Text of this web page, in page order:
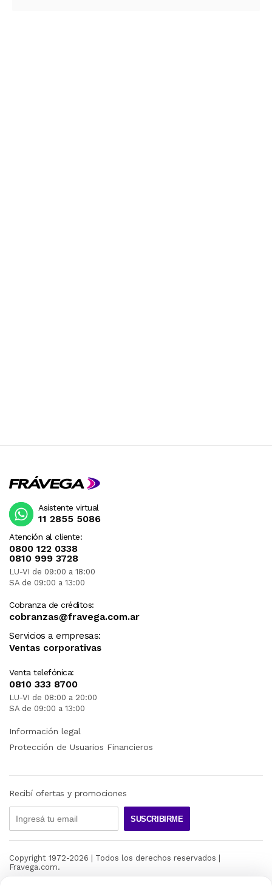
Atención al cliente:
0800 122 0338
0810 999 3728
LU-VI de 09:00 a 18:00
SA de 09:00 a 13:00
Cobranza de créditos:
cobranzas@fravega.com.ar
Servicios a empresas:
Ventas corporativas
Venta telefónica:
0810 333 8700
LU-VI de 08:00 a 20:00
SA de 09:00 a 13:00
Asistente virtual
11 2855 5086
Información legal
Protección de Usuarios Financieros
Recibí ofertas y promociones
SUSCRIBIRME
Copyright 1972-2026 | Todos los derechos reservados |
Fravega.com.